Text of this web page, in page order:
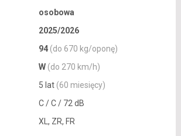
osobowa
2025/2026
94 (do 670 kg/oponę)
W (do 270 km/h)
5 lat (60 miesięcy)
C / C / 72 dB
XL, ZR, FR